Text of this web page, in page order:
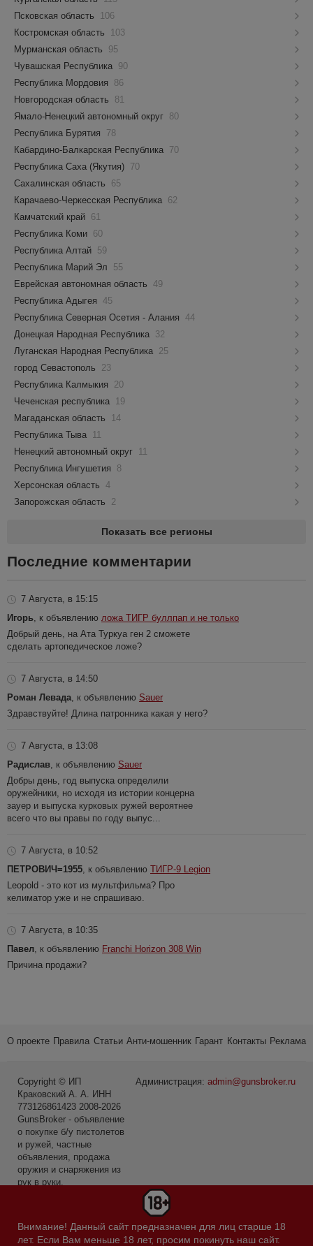
Псковская область
106
Костромская область
103
Мурманская область
95
Чувашская Республика 90
Республика Мордовия
86
Новгородская область
81
Ямало-Ненецкий автономный округ 80
Республика Бурятия
78
Кабардино-Балкарская Республика 70
Республика Саха (Якутия) 70
Сахалинская область
65
Карачаево-Черкесская Республика 62
Камчатский край 61
Республика Коми 60
Республика Алтай 59
Республика Марий Эл
55
Еврейская автономная область 49
Республика Адыгея 45
Республика Северная Осетия - Алания 44
Донецкая Народная Республика 32
Луганская Народная Республика 25
город Севастополь
23
Республика Калмыкия
20
Чеченская республика 19
Магаданская область
14
Республика Тыва 11
Ненецкий автономный округ 11
Республика Ингушетия
8
Херсонская область 4
Запорожская область
2
Показать все регионы
Последние комментарии
7 Августа, в 15:15
Игорь , к объявлению ложа ТИГР буллпап и не только
Добрый день, на Ата Туркуа ген 2 сможете
сделать артопедическое ложе?
7 Августа, в 14:50
Роман Левада , к объявлению Sauer
Здравствуйте! Длина патронника какая у него?
7 Августа, в 13:08
Радислав , к объявлению Sauer
Добры день, год выпуска определили
оружейники, но исходя из истории концерна
зауер и выпуска курковых ружей вероятнее
всего что вы правы по году выпус...
7 Августа, в 10:52
ПЕТРОВИЧ=1955 , к объявлению ТИГР-9 Legion
Leopold - это кот из мультфильма? Про
келиматор уже и не спрашиваю.
7 Августа, в 10:35
Павел , к объявлению Franchi Horizon 308 Win
Причина продажи?
Внимание! Данный сайт предназначен для лиц старше 18
лет. Если Вам меньше 18 лет, просим покинуть наш сайт.
О проекте Правила Статьи Анти-мошенник Гарант Контакты Реклама
Администрация: admin@gunsbroker.ru
Copyright © ИП
Краковский А. А. ИНН
773126861423 2008-2026
GunsBroker - объявление
о покупке б/у пистолетов
и ружей, частные
объявления, продажа
оружия и снаряжения из
рук в руки.
и рыбалка по данным